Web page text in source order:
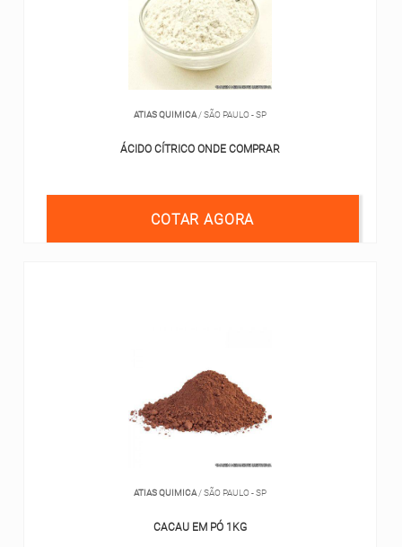
ATIAS QUIMICA / SÃO PAULO - SP
ÁCIDO CÍTRICO ONDE COMPRAR
COTAR AGORA
ATIAS QUIMICA / SÃO PAULO - SP
CACAU EM PÓ 1KG